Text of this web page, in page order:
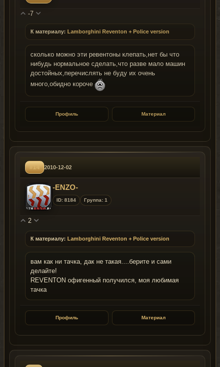
-7
К материалу: Lamborghini Reventon + Police version
сколько можно эти ревентоны клепать,нет бы что
нибудь нормальное сделать,что разве мало машин
достойных,перечислять не буду их очень
много,обидно короче
Профиль Материал
#14 2010-12-02
-ENZO-
ID: 8184 Группа: 1
2
К материалу: Lamborghini Reventon + Police version
вам как ни тачка, дак не такая....берите и сами
делайте!
REVENTON офигенный получился, моя любимая
тачка
Профиль Материал